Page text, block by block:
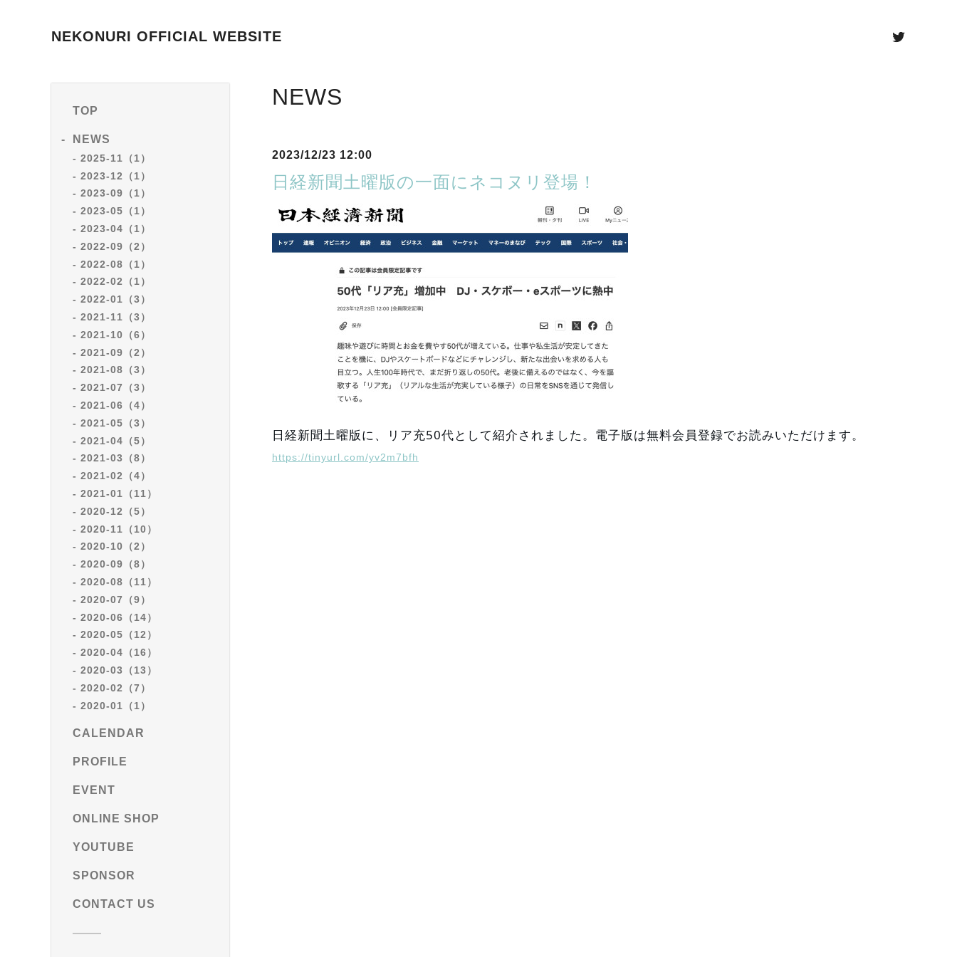
NEKONURI OFFICIAL WEBSITE
TOP
NEWS
2025-11（1）
2023-12（1）
2023-09（1）
2023-05（1）
2023-04（1）
2022-09（2）
2022-08（1）
2022-02（1）
2022-01（3）
2021-11（3）
2021-10（6）
2021-09（2）
2021-08（3）
2021-07（3）
2021-06（4）
2021-05（3）
2021-04（5）
2021-03（8）
2021-02（4）
2021-01（11）
2020-12（5）
2020-11（10）
2020-10（2）
2020-09（8）
2020-08（11）
2020-07（9）
2020-06（14）
2020-05（12）
2020-04（16）
2020-03（13）
2020-02（7）
2020-01（1）
CALENDAR
PROFILE
EVENT
ONLINE SHOP
YOUTUBE
SPONSOR
CONTACT US
NEWS
2023/12/23 12:00
日経新聞土曜版の一面にネコヌリ登場！
日経新聞土曜版に、リア充50代として紹介されました。電子版は無料会員登録でお読みいただけます。
https://tinyurl.com/yv2m7bfh